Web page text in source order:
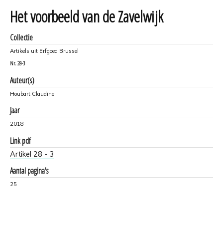
Het voorbeeld van de Zavelwijk
Collectie
Artikels uit Erfgoed Brussel
Nr. 28-3
Auteur(s)
Houbart Claudine
Jaar
2018
Link pdf
Artikel 28 - 3
Aantal pagina's
25